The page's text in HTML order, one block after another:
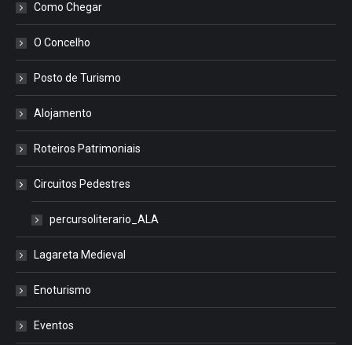
Como Chegar
O Concelho
Posto de Turismo
Alojamento
Roteiros Patrimoniais
Circuitos Pedestres
percursoliterario_ALA
Lagareta Medieval
Enoturismo
Eventos